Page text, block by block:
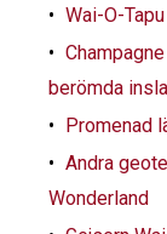
Wai-O-
berömda
Promenad
Andra
Wonderland